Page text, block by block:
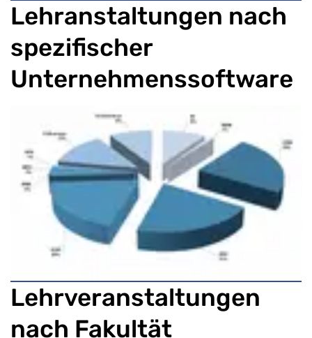
Lehranstaltungen nach
spezifischer
Unternehmenssoftware
Lehrveranstaltungen
nach Fakultät